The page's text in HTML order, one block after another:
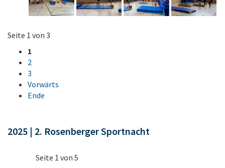
Seite 1 von 3
1
2
3
Vorwärts
Ende
2025 | 2. Rosenberger Sportnacht
Seite 1 von 5